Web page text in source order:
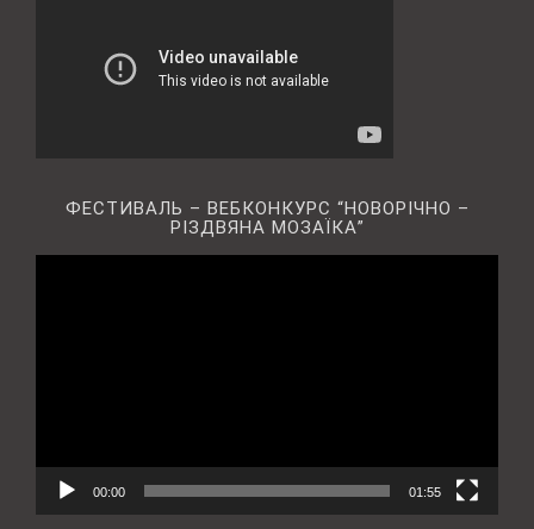
ФЕСТИВАЛЬ – ВЕБКОНКУРС “НОВОРІЧНО –
РІЗДВЯНА МОЗАЇКА”
00:00 01:55